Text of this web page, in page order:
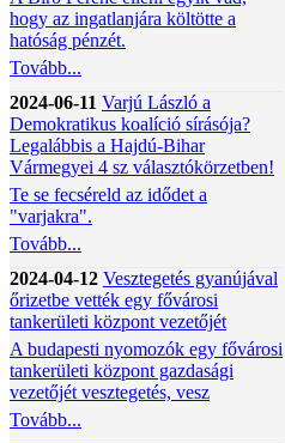
hogy az ingatlanjára költötte a
hatóság pénzét.
Tovább...
2024-06-11 Varjú László a
Demokratikus koalíció sírásója?
Legalábbis a Hajdú-Bihar
Vármegyei 4 sz választókörzetben!
Te se fecséreld az idődet a
"varjakra".
Tovább...
2024-04-12 Vesztegetés gyanújával
őrizetbe vették egy fővárosi
tankerületi központ vezetőjét
A budapesti nyomozók egy fővárosi
tankerületi központ gazdasági
vezetőjét vesztegetés, vesz
Tovább...